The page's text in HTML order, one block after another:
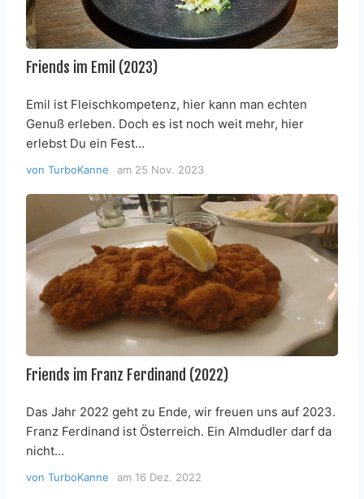
Friends im Emil (2023)
Emil ist Fleischkompetenz, hier kann man echten
Genuß erleben. Doch es ist noch weit mehr, hier
erlebst Du ein Fest…
von TurboKanne am 25 Nov. 2023
Friends im Franz Ferdinand (2022)
Das Jahr 2022 geht zu Ende, wir freuen uns auf 2023.
Franz Ferdinand ist Österreich. Ein Almdudler darf da
nicht…
von TurboKanne am 16 Dez. 2022